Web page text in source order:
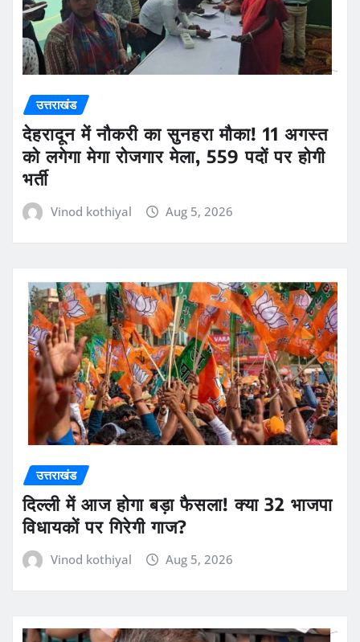
उत्तराखंड
देहरादून में नौकरी का सुनहरा मौका! 11 अगस्त
को लगेगा मेगा रोजगार मेला, 559 पदों पर होगी
भर्ती
Vinod kothiyal Aug 5, 2026
उत्तराखंड
दिल्ली में आज होगा बड़ा फैसला! क्या 32 भाजपा
विधायकों पर गिरेगी गाज?
Vinod kothiyal Aug 5, 2026